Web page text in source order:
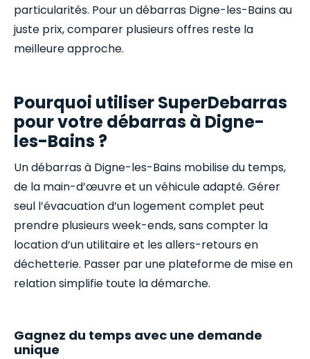
particularités. Pour un débarras Digne-les-Bains au
juste prix, comparer plusieurs offres reste la
meilleure approche.
Pourquoi utiliser SuperDebarras
pour votre débarras à Digne-
les-Bains ?
Un débarras à Digne-les-Bains mobilise du temps,
de la main-d’œuvre et un véhicule adapté. Gérer
seul l’évacuation d’un logement complet peut
prendre plusieurs week-ends, sans compter la
location d’un utilitaire et les allers-retours en
déchetterie. Passer par une plateforme de mise en
relation simplifie toute la démarche.
Gagnez du temps avec une demande
unique